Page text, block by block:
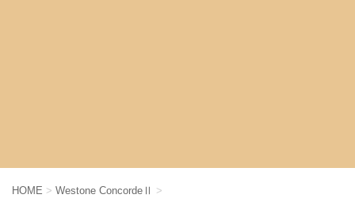
HOME > Westone ConcordeⅡ >